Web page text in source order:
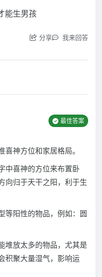
能生男孩
分享 我来回答
最佳答案
神方位和家居格局。
中喜神的方位来布置卧
向归于天干之阳，利于生
等阳性的物品，例如：圆
堆放太多的物品，尤其是
积聚大量湿气，影响运